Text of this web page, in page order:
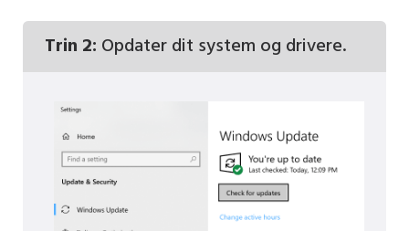
Trin 2: Opdater dit system og drivere.